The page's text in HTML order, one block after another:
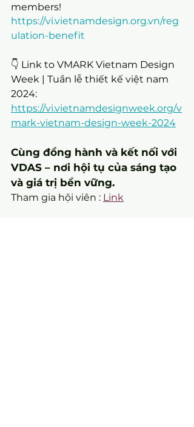
members!
https://vi.vietnamdesign.org.vn/reg
ulation-benefit
👇 Link to VMARK Vietnam Design
Week | Tuần lễ thiết kế việt nam
2024:
https://vi.vietnamdesignweek.org/v
mark-vietnam-design-week-2024
Cùng đồng hành và kết nối với
VDAS – nơi hội tụ của sáng tạo
và giá trị bền vững.
Tham gia hội viên : Link